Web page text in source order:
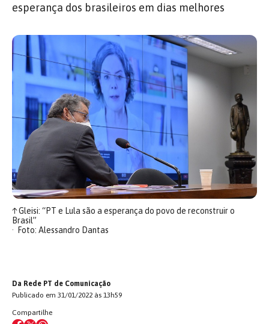
esperança dos brasileiros em dias melhores
↑Gleisi: “PT e Lula são a esperança do povo de reconstruir o
Brasil”
Foto: Alessandro Dantas
Da Rede PT de Comunicação
Publicado em 31/01/2022 às 13h59
Compartilhe